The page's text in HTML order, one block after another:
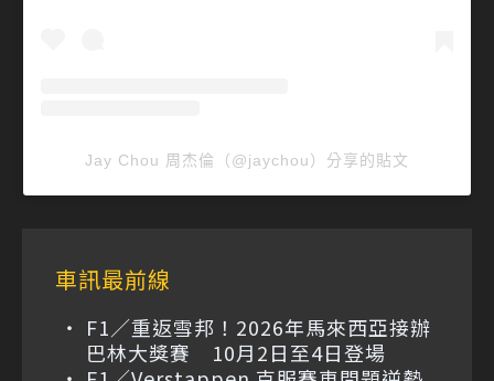
Jay Chou 周杰倫（@jaychou）分享的貼文
車訊最前線
F1／重返雪邦！2026年馬來西亞接辦
巴林大獎賽 10月2日至4日登場